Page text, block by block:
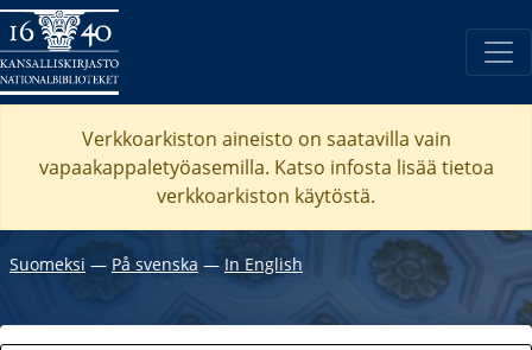
Verkkoarkiston aineisto on saatavilla vain
vapaakappaletyöasemilla. Katso infosta lisää tietoa
verkkoarkiston käytöstä.
Suomeksi ― På svenska ―In English